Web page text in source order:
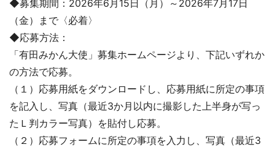
◆募集期間：2026年6月15日（月）～2026年7月17日
（金）まで〈必着〉
◆応募方法：
「有田みかん大使」募集ホームページより、下記いずれか
の方法で応募。
（１）応募用紙をダウンロードし、応募用紙に所定の事項
を記入し、写真（最近3か月以内に撮影した上半身が写っ
たＬ判カラー写真）を貼付し応募。
（２）応募フォームに所定の事項を入力し、写真（最近3